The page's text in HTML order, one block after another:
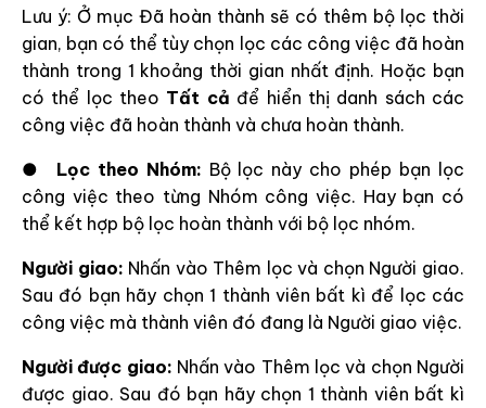
Lưu ý: Ở mục Đã hoàn thành sẽ có thêm bộ lọc thời
gian, bạn có thể tùy chọn lọc các công việc đã hoàn
thành trong 1 khoảng thời gian nhất định. Hoặc bạn
có thể lọc theo Tất cả để hiển thị danh sách các
công việc đã hoàn thành và chưa hoàn thành.
● Lọc theo Nhóm: Bộ lọc này cho phép bạn lọc
công việc theo từng Nhóm công việc. Hay bạn có
thể kết hợp bộ lọc hoàn thành với bộ lọc nhóm.
Người giao: Nhấn vào Thêm lọc và chọn Người giao.
Sau đó bạn hãy chọn 1 thành viên bất kì để lọc các
công việc mà thành viên đó đang là Người giao việc.
Người được giao: Nhấn vào Thêm lọc và chọn Người
được giao. Sau đó bạn hãy chọn 1 thành viên bất kì